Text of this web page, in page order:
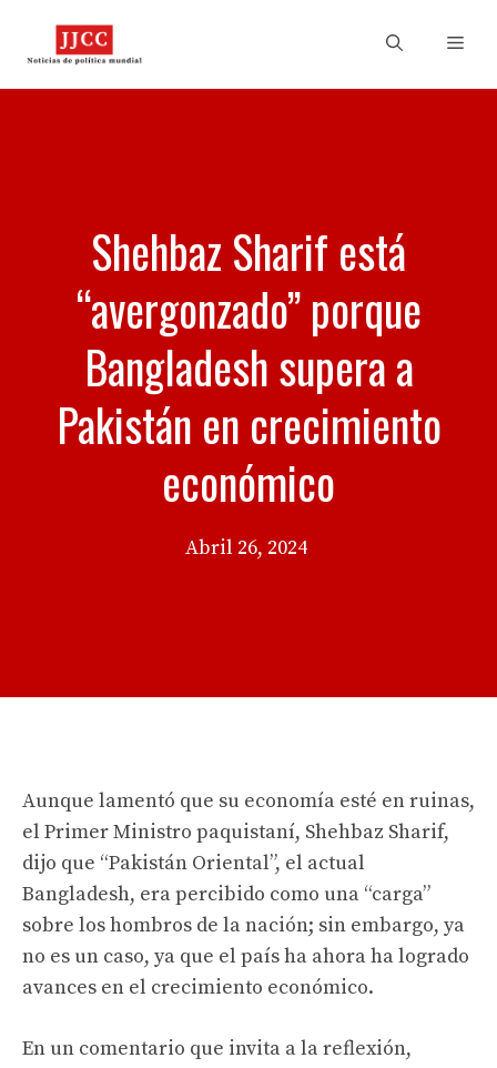
Shehbaz Sharif está
“avergonzado” porque
Bangladesh supera a
Pakistán en crecimiento
económico
Abril 26, 2024
Aunque lamentó que su economía esté en ruinas,
el Primer Ministro paquistaní, Shehbaz Sharif,
dijo que “Pakistán Oriental”, el actual
Bangladesh, era percibido como una “carga”
sobre los hombros de la nación; sin embargo, ya
no es un caso, ya que el país ha ahora ha logrado
avances en el crecimiento económico.
En un comentario que invita a la reflexión,